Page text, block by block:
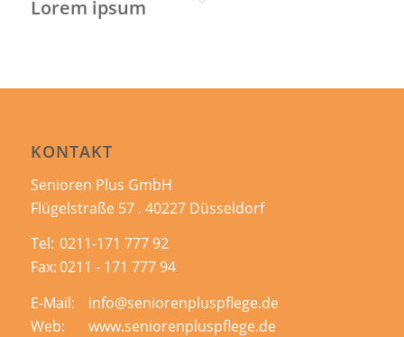
Lorem ipsum
KONTAKT
Senioren Plus GmbH
Flügelstraße 57 . 40227 Düsseldorf
Tel: 0211-171 777 92
Fax:0211 - 171 777 94
E-Mail:
info@seniorenpluspflege.de
Web:
www.seniorenpluspflege.de